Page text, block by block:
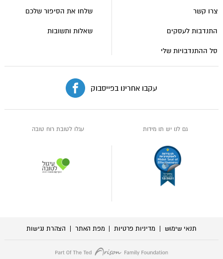
צרו קשר
התנדבות לעסקים
סל ההתנדבויות שלי
שלחו את הסיפור שלכם
שאלות ותשובות
גם לנו יש תו מידות עגלו לטובת רוח טובה
עקבו אחרינו בפייסבוק
תנאי שימוש מדיניות פרטיות מפת האתר הצהרת נגישות